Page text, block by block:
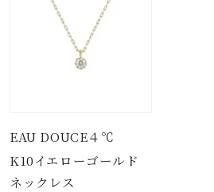
EAU DOUCE４℃
K10イエローゴールド
ネックレス